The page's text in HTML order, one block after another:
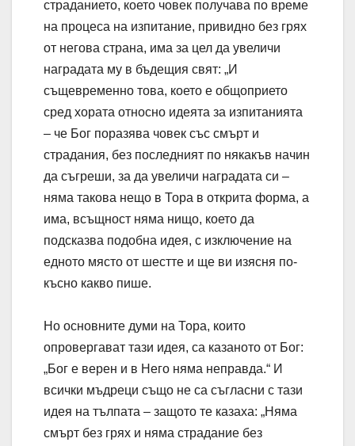
страданието, което човек получава по време
на процеса на изпитание, привидно без грях
от негова страна, има за цел да увеличи
наградата му в бъдещия свят: „И
същевременно това, което е общоприето
сред хората относно идеята за изпитанията
– че Бог поразява човек със смърт и
страдания, без последният по някакъв начин
да съгреши, за да увеличи наградата си –
няма такова нещо в Тора в открита форма, а
има, всъщност няма нищо, което да
подсказва подобна идея, с изключение на
едното място от шестте и ще ви изясня по-
късно какво пише.
Но основните думи на Тора, които
опровергават тази идея, са казаното от Бог:
„Бог е верен и в Него няма неправда.“ И
всички мъдреци също не са съгласни с тази
идея на тълпата – защото те казаха: „Няма
смърт без грях и няма страдание без